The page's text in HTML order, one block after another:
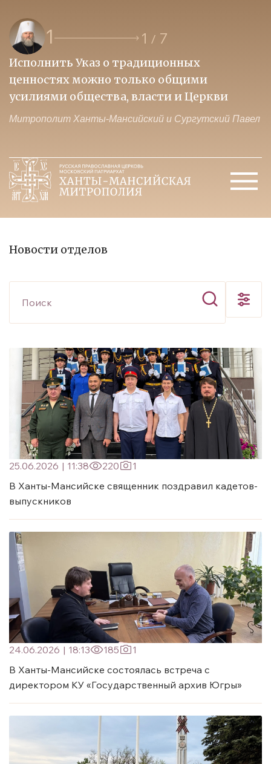
1 1 / 7
Исполнить Указ о традиционных
ценностях можно только общими
усилиями общества, власти и Церкви
Митрополит Ханты-Мансийский и Сургутский Павел
Новости отделов
25.06.2026 | 11:38 220
1
В Ханты-Мансийске священник поздравил кадетов-
выпускников
24.06.2026 | 18:13 185
1
В Ханты-Мансийске состоялась встреча с
директором КУ «Государственный архив Югры»